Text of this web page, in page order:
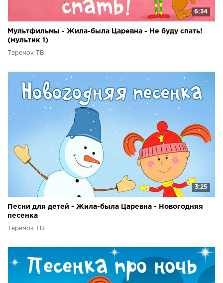
6:34
Мультфильмы - Жила-была Царевна - Не буду спать!
(мультик 1)
Теремок ТВ
3:25
Песни для детей - Жила-была Царевна - Новогодняя
песенка
Теремок ТВ